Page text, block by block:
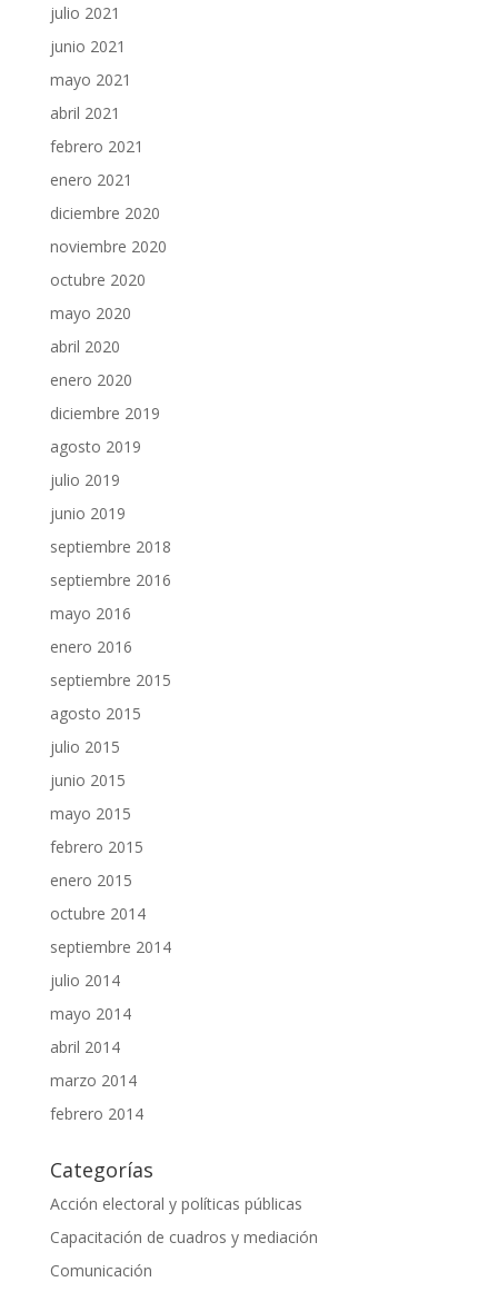
julio 2021
junio 2021
mayo 2021
abril 2021
febrero 2021
enero 2021
diciembre 2020
noviembre 2020
octubre 2020
mayo 2020
abril 2020
enero 2020
diciembre 2019
agosto 2019
julio 2019
junio 2019
septiembre 2018
septiembre 2016
mayo 2016
enero 2016
septiembre 2015
agosto 2015
julio 2015
junio 2015
mayo 2015
febrero 2015
enero 2015
octubre 2014
septiembre 2014
julio 2014
mayo 2014
abril 2014
marzo 2014
febrero 2014
Categorías
Acción electoral y políticas públicas
Capacitación de cuadros y mediación
Comunicación